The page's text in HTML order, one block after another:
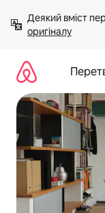
вмісту
Деякий вміст
оригіналу